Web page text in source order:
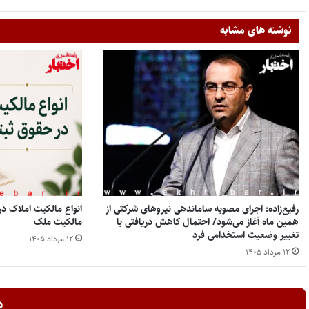
نوشته های مشابه
رفیع‌زاده: اجرای مصوبه ساماندهی نیروهای شرکتی از
همین ماه آغاز می‌شود/ احتمال کاهش دریافتی با
تغییر وضعیت استخدامی فرد
۱۲ مرداد ۱۴۰۵
مالکیت ملک
۱۲ مرداد ۱۴۰۵